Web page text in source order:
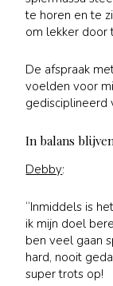
te horen en te
om lekker door
De afspraak
voelden voor
gedisciplineerd
In balans
Debby:
“Inmiddels is
ik mijn doel
ben veel gaan
hard, nooit
super trots op!